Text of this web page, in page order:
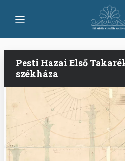
tartalomra
Pesti Hazai Első
székháza